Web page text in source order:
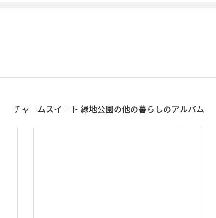
チャームスイート 緑地公園の他の暮らしのアルバム